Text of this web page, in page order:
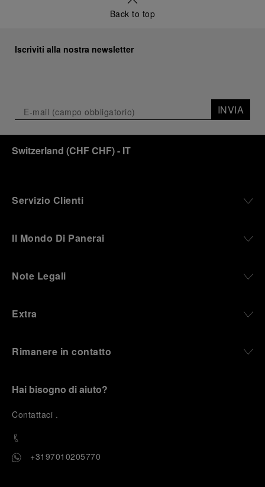
Back to top
Iscriviti alla nostra newsletter
INVIA
Switzerland (CHF CHF)- IT
Servizio Clienti
Il Mondo Di Panerai
Note Legali
Extra
Rimanere in contatto
Hai bisogno di aiuto?
Contattaci .
+3197010205770